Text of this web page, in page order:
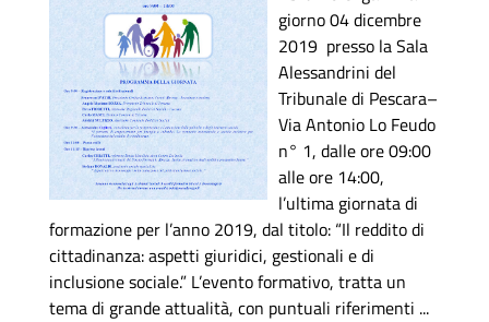
giorno 04 dicembre
2019 presso la Sala
Alessandrini del
Tribunale di Pescara–
Via Antonio Lo Feudo
n° 1, dalle ore 09:00
alle ore 14:00,
l’ultima giornata di
formazione per l’anno 2019, dal titolo: “Il reddito di
cittadinanza: aspetti giuridici, gestionali e di
inclusione sociale.” L’evento formativo, tratta un
tema di grande attualità, con puntuali riferimenti ...